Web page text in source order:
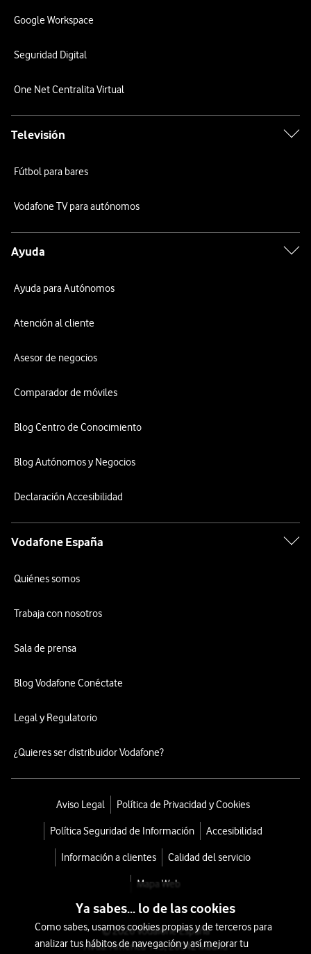
Google Workspace
Seguridad Digital
One Net Centralita Virtual
Televisión
Fútbol para bares
Vodafone TV para autónomos
Ayuda
Ayuda para Autónomos
Atención al cliente
Asesor de negocios
Comparador de móviles
Blog Centro de Conocimiento
Blog Autónomos y Negocios
Declaración Accesibilidad
Vodafone España
Quiénes somos
Trabaja con nosotros
Sala de prensa
Blog Vodafone Conéctate
Legal y Regulatorio
¿Quieres ser distribuidor Vodafone?
Aviso Legal Política de Privacidad y Cookies
Política Seguridad de Información Accesibilidad
Información a clientes Calidad del servicio
Mapa Web
© 2026 Vodafone España
Avda. América 115, 28042 Madrid
Ya sabes... lo de las cookies
Como sabes, usamos cookies propias y de terceros para
analizar tus hábitos de navegación y así mejorar tu